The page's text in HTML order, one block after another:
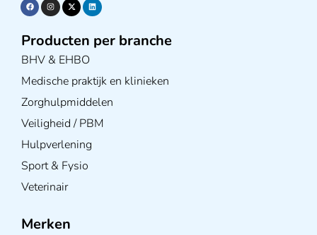
Producten per branche
BHV & EHBO
Medische praktijk en klinieken
Zorghulpmiddelen
Veiligheid / PBM
Hulpverlening
Sport & Fysio
Veterinair
Merken